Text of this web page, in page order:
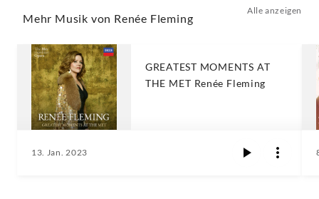
Mehr Musik von Renée Fleming
Alle anzeigen
GREATEST MOMENTS AT
THE MET Renée Fleming
13. Jan. 2023